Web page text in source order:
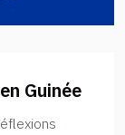
Guinée